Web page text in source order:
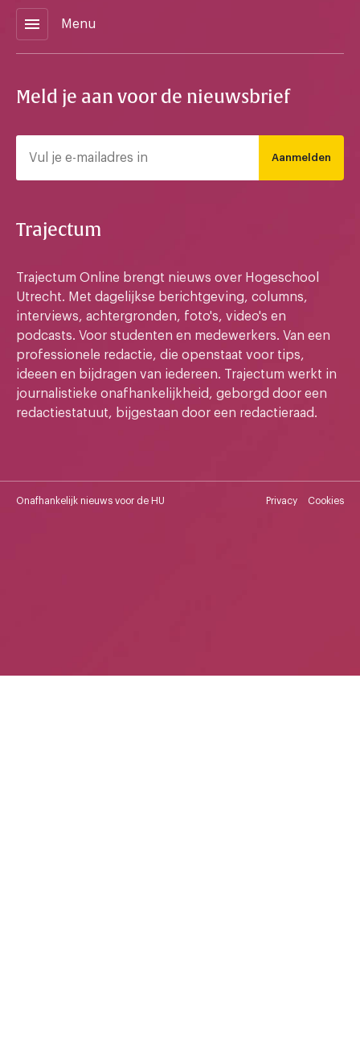
menu Menu
Meld je aan voor de nieuwsbrief
Aanmelden
Trajectum
Trajectum Online brengt nieuws over Hogeschool
Utrecht. Met dagelijkse berichtgeving, columns,
interviews, achtergronden, foto's, video's en
podcasts. Voor studenten en medewerkers. Van een
professionele redactie, die openstaat voor tips,
ideeen en bijdragen van iedereen. Trajectum werkt in
journalistieke onafhankelijkheid, geborgd door een
redactiestatuut, bijgestaan door een redactieraad.
Onafhankelijk nieuws voor de HU Privacy Cookies